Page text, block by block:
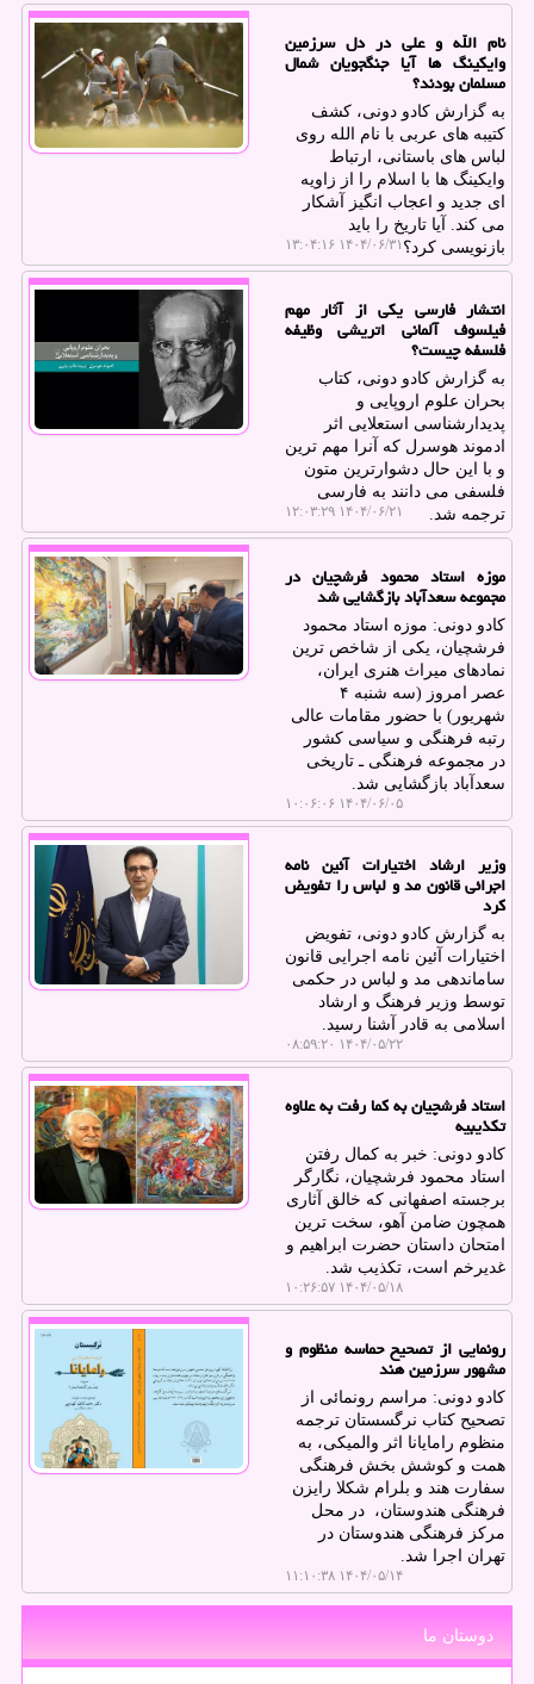
نام الله و علی در دل سرزمین
وایکینگ ها آیا جنگجویان شمال
مسلمان بودند؟
به گزارش کادو دونی، کشف
کتیبه های عربی با نام الله روی
لباس های باستانی، ارتباط
وایکینگ ها با اسلام را از زاویه
ای جدید و اعجاب انگیز آشکار
می کند. آیا تاریخ را باید
بازنویسی کرد؟ ۱۴۰۴/۰۶/۳۱ ۱۳:۰۴:۱۶
انتشار فارسی یکی از آثار مهم
فیلسوف آلمانی اتریشی وظیفه
فلسفه چیست؟
به گزارش کادو دونی، کتاب
بحران علوم اروپایی و
پدیدارشناسی استعلایی اثر
ادموند هوسرل که آنرا مهم ترین
و با این حال دشوارترین متون
فلسفی می دانند به فارسی
ترجمه شد.
۱۴۰۴/۰۶/۲۱ ۱۲:۰۳:۲۹
موزه استاد محمود فرشچیان در
مجموعه سعدآباد بازگشایی شد
کادو دونی: موزه استاد محمود
فرشچیان، یکی از شاخص ترین
نمادهای میراث هنری ایران،
عصر امروز (سه شنبه ۴
شهریور) با حضور مقامات عالی
رتبه فرهنگی و سیاسی کشور
در مجموعه فرهنگی ـ تاریخی
سعدآباد بازگشایی شد.
۱۴۰۴/۰۶/۰۵ ۱۰:۰۶:۰۶
وزیر ارشاد اختیارات آئین نامه
اجرائی قانون مد و لباس را تفویض
کرد
به گزارش کادو دونی، تفویض
اختیارات آئین نامه اجرایی قانون
ساماندهی مد و لباس در حکمی
توسط وزیر فرهنگ و ارشاد
اسلامی به قادر آشنا رسید.
۱۴۰۴/۰۵/۲۲ ۰۸:۵۹:۲۰
استاد فرشچیان به کما رفت به علاوه
تکذیبیه
کادو دونی: خبر به کمال رفتن
استاد محمود فرشچیان، نگارگر
برجسته اصفهانی که خالق آثاری
همچون ضامن آهو، سخت ترین
امتحان داستان حضرت ابراهیم و
غدیرخم است، تکذیب شد.
۱۴۰۴/۰۵/۱۸ ۱۰:۲۶:۵۷
رونمایی از تصحیح حماسه منظوم و
مشهور سرزمین هند
کادو دونی: مراسم رونمائی از
تصحیح کتاب نرگسستان ترجمه
منظوم رامایانا اثر والمیکی، به
همت و کوشش بخش فرهنگی
سفارت هند و بلرام شکلا رایزن
فرهنگی هندوستان، در محل
مرکز فرهنگی هندوستان در
تهران اجرا شد.
۱۴۰۴/۰۵/۱۴ ۱۱:۱۰:۳۸
دوستان ما